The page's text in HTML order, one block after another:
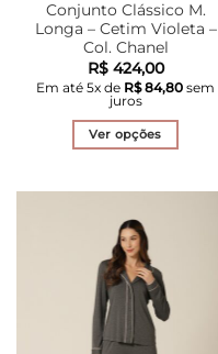
Conjunto Clássico M.
Longa – Cetim Violeta –
Col. Chanel
R$424,00
Em até 5x de R$84,80 sem
juros
Ver opções
várias
variantes.
As
opções
podem
ser